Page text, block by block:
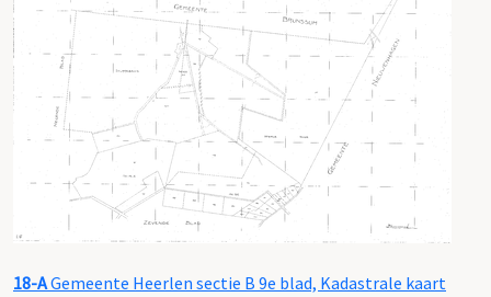
18-AGemeente Heerlen sectie B 9e blad, Kadastrale kaart